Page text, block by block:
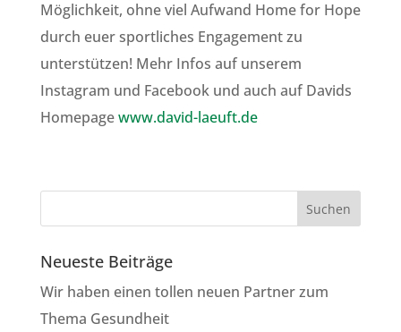
Möglichkeit, ohne viel Aufwand Home for Hope
durch euer sportliches Engagement zu
unterstützen! Mehr Infos auf unserem
Instagram und Facebook und auch auf Davids
Homepagewww.david-laeuft.de
Neueste Beiträge
Wir haben einen tollen neuen Partner zum
Thema Gesundheit